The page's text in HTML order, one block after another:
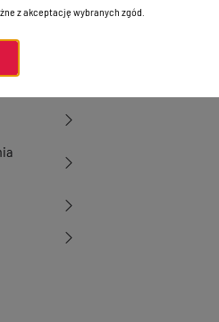
z akceptację wybranych zgód.